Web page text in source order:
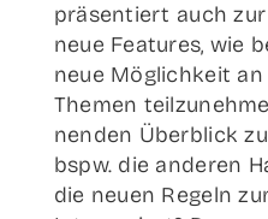
prä­sen­tiert auch
neue Fea­tures, wie
neue Mög­lich­keit
The­­men
nen­den Über­blick
bspw. die ande­ren
die neu­en Regeln